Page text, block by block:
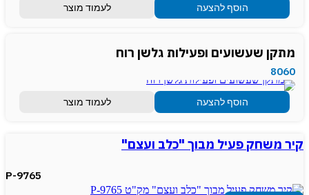
הוסף להצעה לעמוד מוצר
מתקן שעשועים ופעילות גלשן רוח
8060
הוסף להצעה לעמוד מוצר
קיר משחק פעיל מבוך "כלב ועצם"
P-9765